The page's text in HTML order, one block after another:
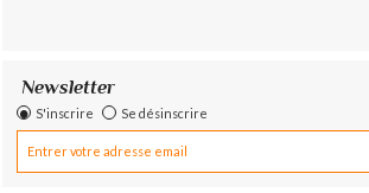
Newsletter
S'inscrire Se désinscrire